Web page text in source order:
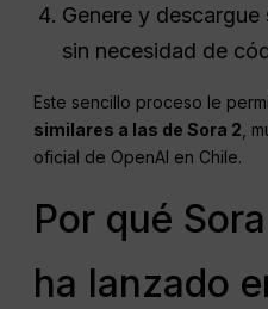
Genere y
sin necesidad de
Este sencillo proceso le
similares a las de Sora 2 ,
oficial de OpenAI en Chile.
Por qué
ha lanzado